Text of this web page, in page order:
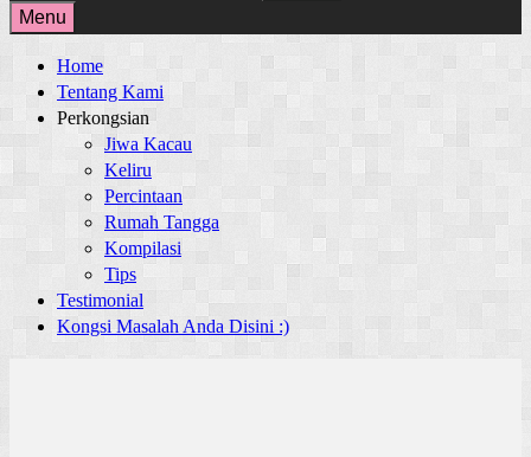
for:
Menu
Home
Tentang Kami
Perkongsian
Jiwa Kacau
Keliru
Percintaan
Rumah Tangga
Kompilasi
Tips
Testimonial
Kongsi Masalah Anda Disini :)